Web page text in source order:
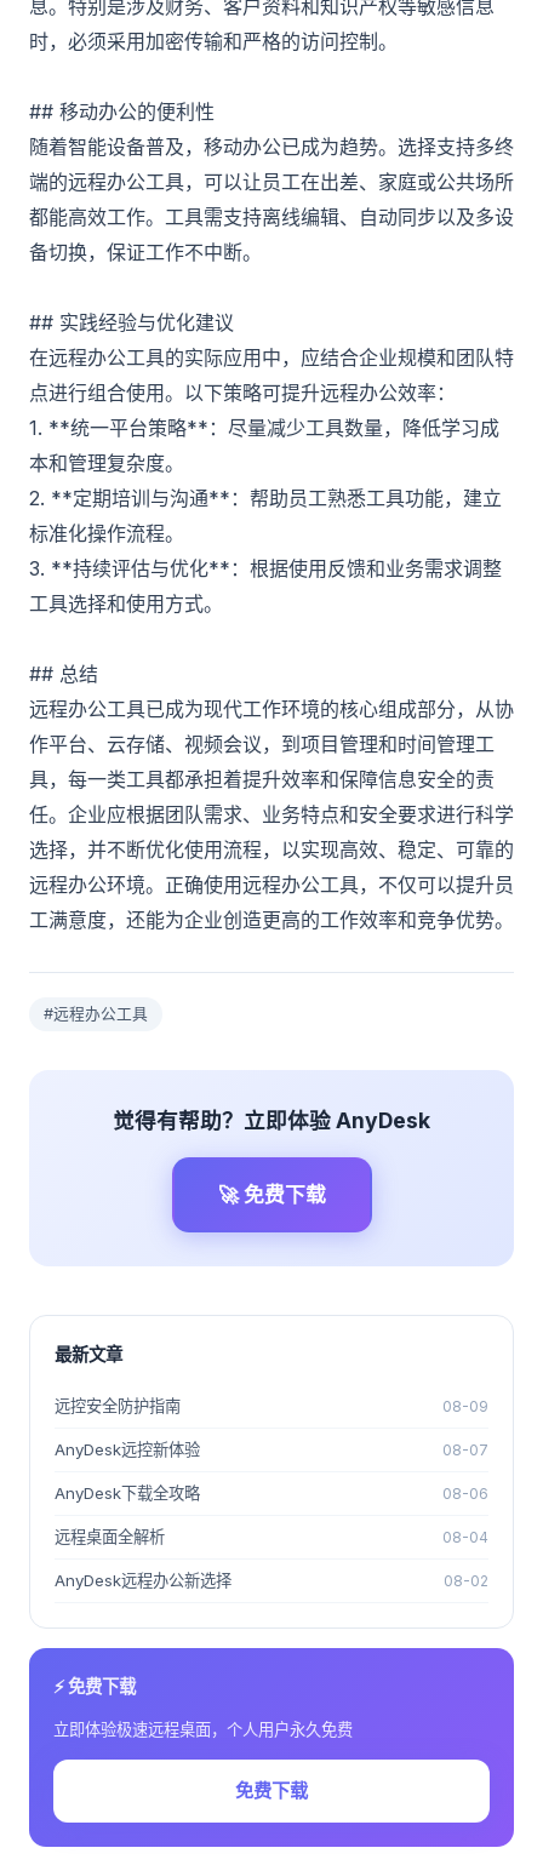
息。特别是涉及财务、客户资料和知识产权等敏感信息
时，必须采用加密传输和严格的访问控制。
## 移动办公的便利性
随着智能设备普及，移动办公已成为趋势。选择支持多终
端的远程办公工具，可以让员工在出差、家庭或公共场所
都能高效工作。工具需支持离线编辑、自动同步以及多设
备切换，保证工作不中断。
## 实践经验与优化建议
在远程办公工具的实际应用中，应结合企业规模和团队特
点进行组合使用。以下策略可提升远程办公效率：
1. **统一平台策略**：尽量减少工具数量，降低学习成
本和管理复杂度。
2. **定期培训与沟通**：帮助员工熟悉工具功能，建立
标准化操作流程。
3. **持续评估与优化**：根据使用反馈和业务需求调整
工具选择和使用方式。
## 总结
远程办公工具已成为现代工作环境的核心组成部分，从协
作平台、云存储、视频会议，到项目管理和时间管理工
具，每一类工具都承担着提升效率和保障信息安全的责
任。企业应根据团队需求、业务特点和安全要求进行科学
选择，并不断优化使用流程，以实现高效、稳定、可靠的
远程办公环境。正确使用远程办公工具，不仅可以提升员
工满意度，还能为企业创造更高的工作效率和竞争优势。
#远程办公工具
觉得有帮助？立即体验 AnyDesk
🚀 免费下载
最新文章
远控安全防护指南 08-09
AnyDesk远控新体验 08-07
AnyDesk下载全攻略 08-06
远程桌面全解析 08-04
AnyDesk远程办公新选择 08-02
⚡ 免费下载
立即体验极速远程桌面，个人用户永久免费
免费下载